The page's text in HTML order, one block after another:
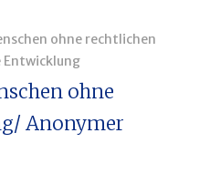
ohne rechtlichen
Entwicklung
ohne
Anonymer